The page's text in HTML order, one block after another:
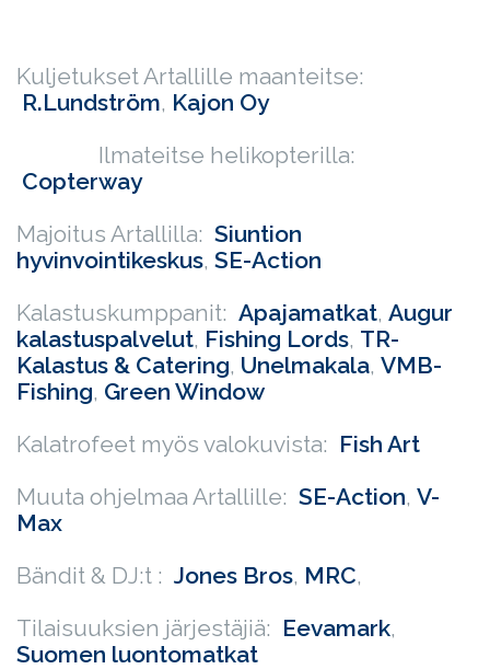
Kuljetukset Artallille maanteitse:
R.Lundström, Kajon Oy
Ilmateitse helikopterilla:
Copterway
Majoitus Artallilla: Siuntion
hyvinvointikeskus, SE-Action
Kalastuskumppanit: Apajamatkat, Augur
kalastuspalvelut, Fishing Lords, TR-
Kalastus & Catering, Unelmakala, VMB-
Fishing, Green Window
Kalatrofeet myös valokuvista: Fish Art
Muuta ohjelmaa Artallille: SE-Action, V-
Max
Bändit & DJ:t : Jones Bros, MRC,
Tilaisuuksien järjestäjiä: Eevamark,
Suomen luontomatkat